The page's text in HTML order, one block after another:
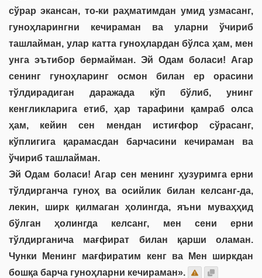
сўрар экансан, то-ки раҳматимдан умид узмасанг,
гуноҳларингни кечираман ва уларни ўчириб
ташлайман, улар катта гуноҳлардан бўлса ҳам, мен
унга эътибор бермайман. Эй Одам боласи! Агар
сенинг гуноҳларинг осмон билан ер орасини
тўлдирадиган даражада кўп бўлиб, унинг
кенгликларига етиб, ҳар тарафини қамраб олса
ҳам, кейин сен мендан истиғфор сўрасанг,
кўплигига қарамасдан барчасини кечираман ва
ўчириб ташлайман.
Эй Одам боласи! Агар сен менинг ҳузуримга ерни
тўлдирганча гуноҳ ва осийлик билан келсанг-да,
лекин, ширк қилмаган ҳолингда, яъни муваҳҳид
бўлган ҳолингда келсанг, мен сени ерни
тўлдирганича мағфират билан қарши оламан.
Чунки Менинг мағфиратим кенг ва Мен ширкдан
бошқа барча гуноҳларни кечираман».